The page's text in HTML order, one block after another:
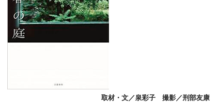
取材・文／泉彩子 撮影／刑部友康